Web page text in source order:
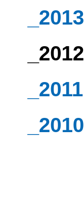
_2013
_2012
_2011
_2010